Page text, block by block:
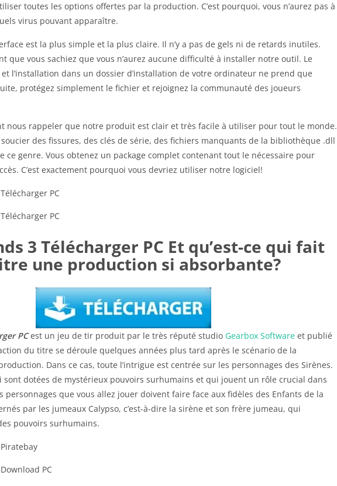
toutes les options offertes par la production. C’est pourquoi, vous n’aurez pas à
virus pouvant apparaître.
est la plus simple et la plus claire. Il n’y a pas de gels ni de retards inutiles.
que vous sachiez que vous n’aurez aucune difficulté à installer notre outil. Le
l’installation dans un dossier d’installation de votre ordinateur ne prend que
protégez simplement le fichier et rejoignez la communauté des joueurs
nous rappeler que notre produit est clair et très facile à utiliser pour tout le monde.
soucier des fissures, des clés de série, des fichiers manquants de la bibliothèque .dll
ce genre. Vous obtenez un package complet contenant tout le nécessaire pour
C’est exactement pourquoi vous devriez utiliser notre logiciel!
3 Télécharger PC Et qu’est-ce qui fait
une production si absorbante?
PCest un jeu de tir produit par le très réputé studio Gearbox Software et publié
du titre se déroule quelques années plus tard après le scénario de la
Dans ce cas, toute l’intrigue est centrée sur les personnages des Sirènes.
sont dotées de mystérieux pouvoirs surhumains et qui jouent un rôle crucial dans
personnages que vous allez jouer doivent faire face aux fidèles des Enfants de la
par les jumeaux Calypso, c’est-à-dire la sirène et son frère jumeau, qui
pouvoirs surhumains.